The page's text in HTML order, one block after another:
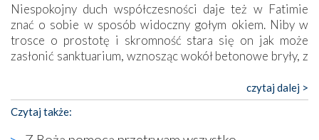
Niespokojny duch współczesności daje też w Fatimie
znać o sobie w sposób widoczny gołym okiem. Niby w
trosce o prostotę i skromność stara się on jak może
zasłonić sanktuarium, wznosząc wokół betonowe bryły, z
katolickiego kultu. Tylko co wspólnego z żywą,
autentyczną wiarą mogą mieć płaskie, szare bunkry albo
kaplice, w których Tabernakulum przypomina bardziej
skrzynkę na narzędzia? Albo co powiedzieć o ustawionym
czytaj dalej >
Czytaj także: